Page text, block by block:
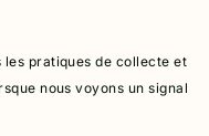
les pratiques de collecte et
nous voyons un signal